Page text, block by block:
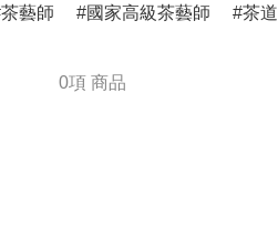
茶藝師 國家高級茶藝師 茶道
0項 商品